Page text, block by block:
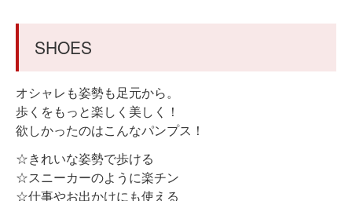
SHOES
オシャレも姿勢も足元から。
歩くをもっと楽しく美しく！
欲しかったのはこんなパンプス！
☆きれいな姿勢で歩ける
☆スニーカーのように楽チン
☆仕事やお出かけにも使える